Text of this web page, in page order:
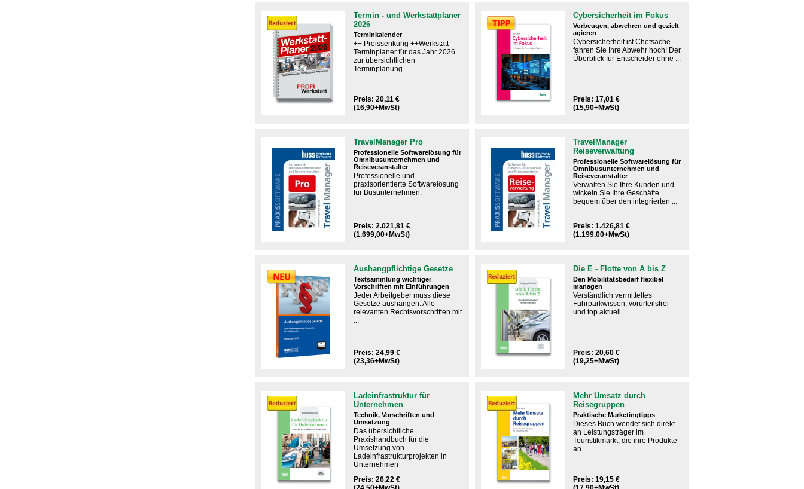
Termin - und Werkstattplaner
2026
Terminkalender
++ Preissenkung ++Werkstatt -
Terminplaner für das Jahr 2026
zur übersichtlichen
Terminplanung ...
Preis: 20,11 €
(16,90+MwSt)
Cybersicherheit im Fokus
Vorbeugen, abwehren und gezielt
agieren
Cybersicherheit ist Chefsache –
fahren Sie Ihre Abwehr hoch! Der
Überblick für Entscheider ohne ...
Preis: 17,01 €
(15,90+MwSt)
TravelManager Pro
Professionelle Softwarelösung für
Omnibusunternehmen und
Reiseveranstalter
Professionelle und
praxisorientierte Softwarelösung​
für Busunternehmen.
Preis: 2.021,81 €
(1.699,00+MwSt)
TravelManager
Reiseverwaltung
Professionelle Softwarelösung für
Omnibusunternehmen und
Reiseveranstalter
Verwalten Sie Ihre Kunden und
wickeln Sie Ihre Geschäfte
bequem über den integrierten ...
Preis: 1.426,81 €
(1.199,00+MwSt)
Aushangpflichtige Gesetze
Textsammlung wichtiger
Vorschriften mit Einführungen
Jeder Arbeitgeber muss diese
Gesetze aushängen.​ Alle
relevanten Rechtsvorschriften mit
...
Preis: 24,99 €
(23,36+MwSt)
Die E - Flotte von A bis Z
Den Mobilitätsbedarf flexibel
managen
Verständlich vermitteltes
Fuhrparkwissen, vorurteilsfrei
und top aktuell.
Preis: 20,60 €
(19,25+MwSt)
Ladeinfrastruktur für
Unternehmen
Technik, Vorschriften und
Umsetzung
Das ​übersichtliche
Praxishandbuch für die
Umsetzung von
Ladeinfrastrukturprojekten in
Unternehmen
Preis: 26,22 €
Mehr Umsatz durch
Reisegruppen
Praktische Marketingtipps
Dieses Buch wendet sich direkt
an Leistungsträger im
Touristikmarkt, die ihre Produkte
an ...
Preis: 19,15 €